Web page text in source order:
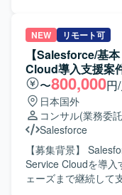
チームで円滑に連携
を求めています。 【ポジションの魅力】 広告管理システム
の開発において、バ
とができます。 【開発環境】 Java 21以上、Quarkus、Vue
3、Nuxt 4、AWS、
Cognito、OpenAPI
NEW リモート可
【Salesforce/基
Cloud導入支援案
〜800,000円
日本国外
コンサル(業務委
Salesforce
【募集背景】
Service Cloudを導入
ェーズまで継続して支